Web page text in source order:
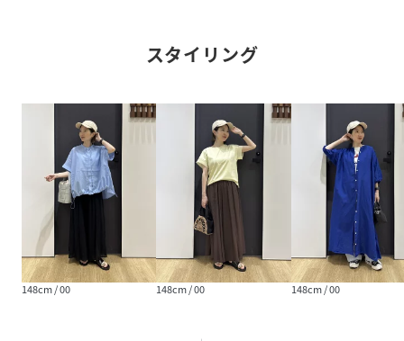
202601S3805354-051-00 RB0212
スタイリング
148cm / 00 148cm / 00 148cm / 00